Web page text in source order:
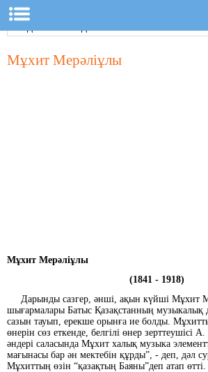
Мұхит Мерәліұлы
Мұхит Мерәліұлы
(1841 - 1918)
Дарынды сазгер, әнші, ақын күйші Мұхит
шығармалары Батыс Қазақстанның музыкалық
сазын тауып, ерекше орынға ие болды.
өнерін сөз еткенде, белгілі өнер зерттеушісі
әндері саласында Мұхит халық музыка
мағынасы бар ән мектебін құрды”, - деп, дәл
Мұхиттың өзін “қазақтың Баяны”деп атап өтті.